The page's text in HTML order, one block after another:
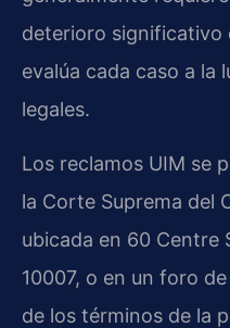
deterioro significativo
evalúa cada caso a la
legales.
Los reclamos UIM se
la Corte Suprema del
ubicada en 60 Centre
10007, o en un foro
de los términos de la